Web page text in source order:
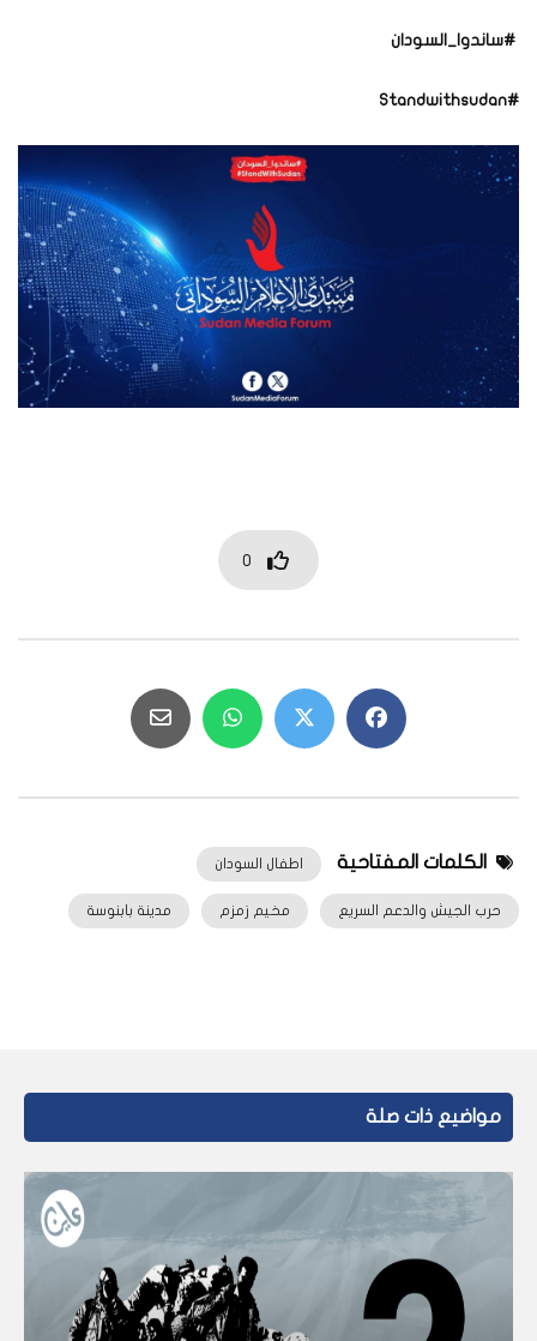
#ساندوا_ السودان
#Standwithsudan
0
الكلمات المفتاحية اطفال السودان
حرب الجيش والدعم السريع مخيم زمزم مدينة بابنوسة
مواضيع ذات صلة